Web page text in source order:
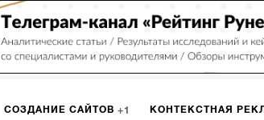
СОЗДАНИЕ САЙТОВ 1 КОНТЕКСТНАЯ